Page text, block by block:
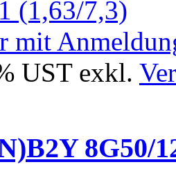
mit
UST exkl.
8G50/